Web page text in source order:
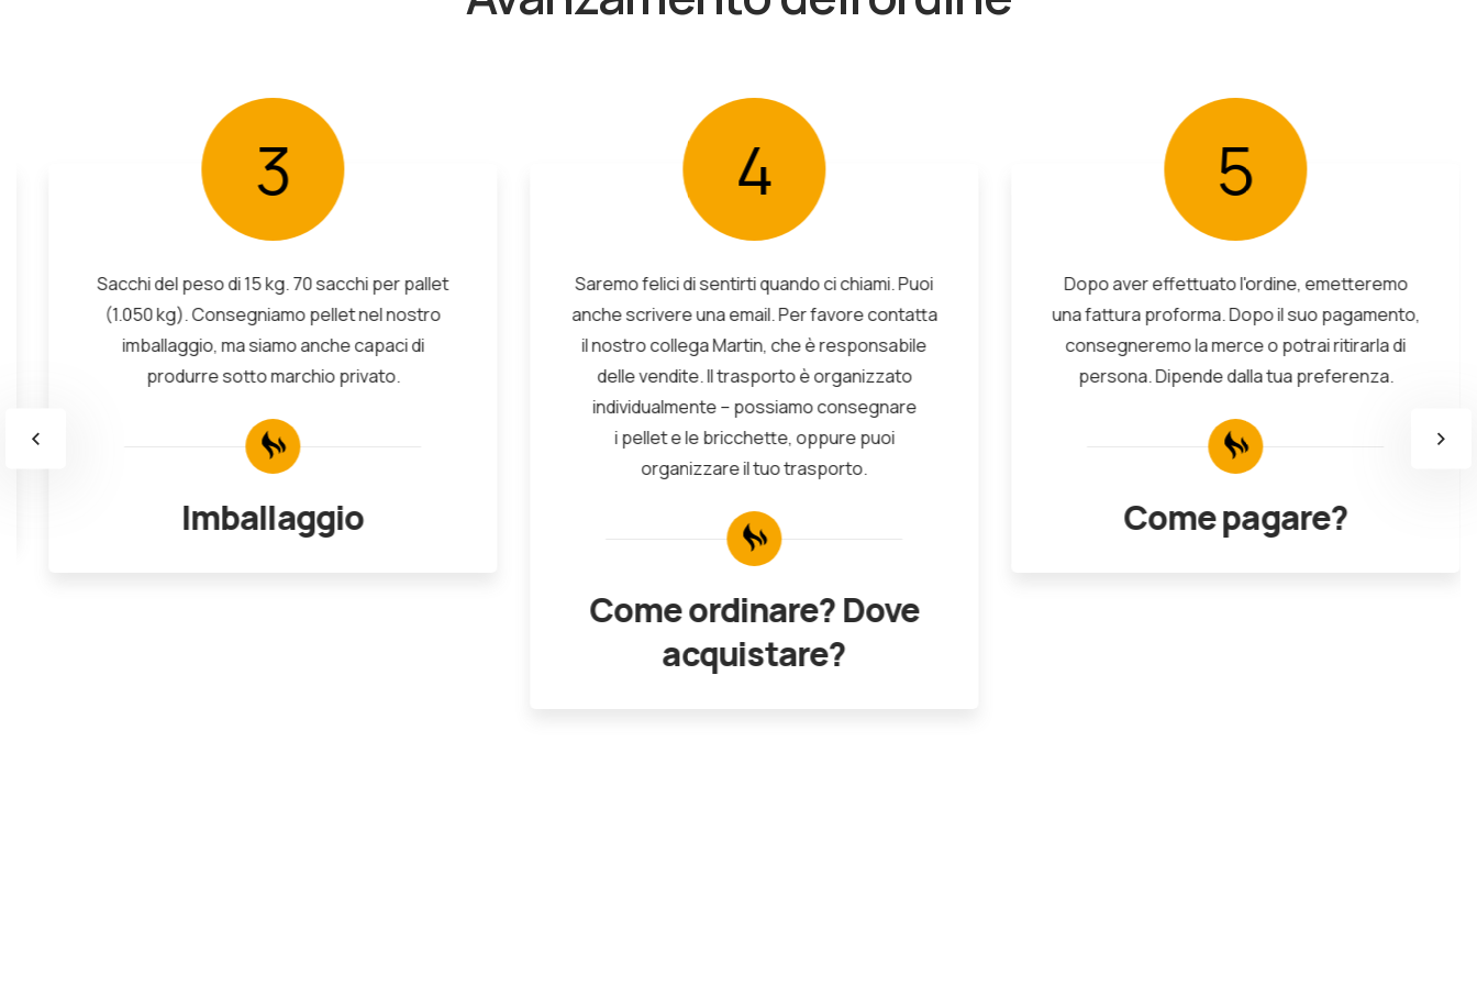
3
Sacchi del peso di 15 kg. 70 sacchi per pallet
(1.050 kg). Consegniamo pellet nel nostro
imballaggio, ma siamo anche capaci di
produrre sotto marchio privato.
Imballaggio
4
Saremo felici di sentirti quando ci chiami. Puoi
anche scrivere una email. Per favore contatta
il nostro collega Martin, che è responsabile
delle vendite. Il trasporto è organizzato
individualmente – possiamo consegnare
i pellet e le bricchette, oppure puoi
organizzare il tuo trasporto.
Come ordinare? Dove
acquistare?
5
Dopo aver effettuato l'ordine, emetteremo
una fattura proforma. Dopo il suo pagamento,
consegneremo la merce o potrai ritirarla di
persona. Dipende dalla tua preferenza.
Come pagare?